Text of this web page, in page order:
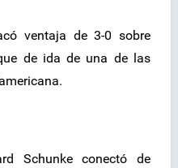
ventaja de 3-0 sobre
de ida de una de las
Schunke conectó de